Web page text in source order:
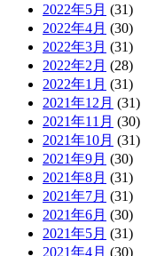
2022年5月 (31)
2022年4月 (30)
2022年3月 (31)
2022年2月 (28)
2022年1月 (31)
2021年12月 (31)
2021年11月 (30)
2021年10月 (31)
2021年9月 (30)
2021年8月 (31)
2021年7月 (31)
2021年6月 (30)
2021年5月 (31)
2021年4月 (30)